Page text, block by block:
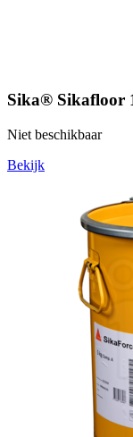
Sika® Sikafloor
Niet beschikbaar
Bekijk